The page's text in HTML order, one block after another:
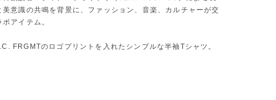
美意識の共鳴を背景に、ファッション、音楽、カルチャーが交
アイテム。
FRGMTのロゴプリントを入れたシンプルな半袖Tシャツ。